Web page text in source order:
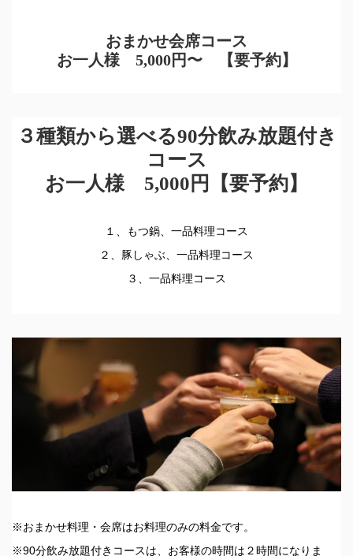
おまかせ会席コース
お一人様 5,000円〜 【要予約】
３種類から選べる90分飲み放題付き
コース
お一人様 5,000円【要予約】
１、もつ鍋、一品料理コース
２、豚しゃぶ、一品料理コース
３、一品料理コース
※おまかせ料理・会席はお料理のみの料金です。
※90分飲み放題付きコースは、お客様の時間は２時間になりま